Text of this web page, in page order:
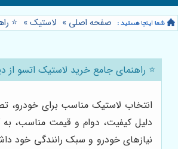
صفحه اصلی » لاستیک»
⭐️
⭐️ راهنمای جامع خرید لاستیک اتسو از
انتخاب لاستیک مناسب برای خودرو،
دلیل کیفیت، دوام و قیمت مناسب، به
نیازهای خودرو و سبک رانندگی خود